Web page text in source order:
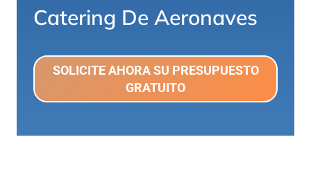
Catering De Aeronaves
SOLICITE AHORA SU PRESUPUESTO
GRATUITO